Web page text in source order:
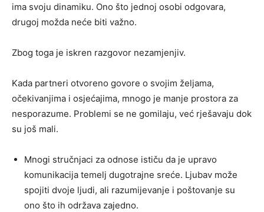
ima svoju dinamiku. Ono što jednoj osobi odgovara,
drugoj možda neće biti važno.
Zbog toga je iskren razgovor nezamjenjiv.
Kada partneri otvoreno govore o svojim željama,
očekivanjima i osjećajima, mnogo je manje prostora za
nesporazume. Problemi se ne gomilaju, već rješavaju dok
su još mali.
Mnogi stručnjaci za odnose ističu da je upravo
komunikacija temelj dugotrajne sreće. Ljubav može
spojiti dvoje ljudi, ali razumijevanje i poštovanje su
ono što ih održava zajedno.